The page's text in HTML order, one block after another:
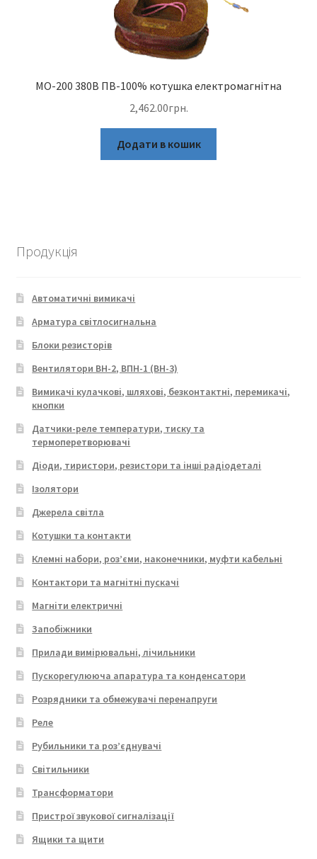
МО-200 380В ПВ-100% котушка електромагнітна
2,462.00грн.
Додати в кошик
Продукція
Автоматичні вимикачі
Арматура світлосигнальна
Блоки резисторів
Вентилятори ВН-2, ВПН-1 (ВН-3)
Вимикачі кулачкові, шляхові, безконтактні, перемикачі,
кнопки
Датчики-реле температури, тиску та
термоперетворювачі
Діоди, тиристори, резистори та інші радіодеталі
Ізолятори
Джерела світла
Котушки та контакти
Клемні набори, роз’єми, наконечники, муфти кабельні
Контактори та магнітні пускачі
Магніти електричні
Запобіжники
Прилади вимірювальні, лічильники
Пускорегулююча апаратура та конденсатори
Розрядники та обмежувачі перенапруги
Реле
Рубильники та роз’єднувачі
Світильники
Трансформатори
Пристрої звукової сигналізації
Ящики та щити